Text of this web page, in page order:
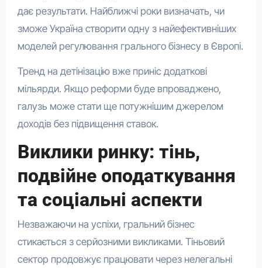
дає результати. Найближчі роки визначать, чи
зможе Україна створити одну з найефективніших
моделей регулювання грального бізнесу в Європі.
Тренд на детінізацію вже приніс додаткові
мільярди. Якщо реформи буде впроваджено,
галузь може стати ще потужнішим джерелом
доходів без підвищення ставок.
Виклики ринку: тінь,
подвійне оподаткування
та соціальні аспекти
Незважаючи на успіхи, гральний бізнес
стикається з серйозними викликами. Тіньовий
сектор продовжує працювати через нелегальні